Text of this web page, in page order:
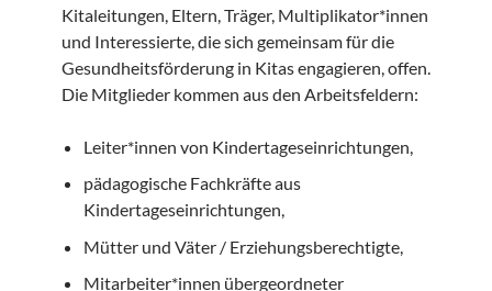
Kitaleitungen, Eltern, Träger, Multiplikator*innen
und Interessierte, die sich gemeinsam für die
Gesundheitsförderung in Kitas engagieren, offen.
Die Mitglieder kommen aus den Arbeitsfeldern:
Leiter*innen von Kindertageseinrichtungen,
pädagogische Fachkräfte aus
Kindertageseinrichtungen,
Mütter und Väter / Erziehungsberechtigte,
Mitarbeiter*innen übergeordneter